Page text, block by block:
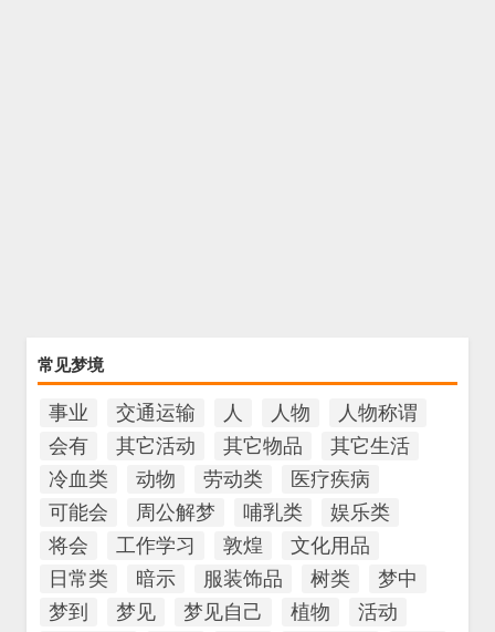
常见梦境
事业 交通运输 人 人物
人物称谓
会有
其它活动 其它物品
其它生活
冷血类
动物 劳动类
医疗疾病
可能会
周公解梦 哺乳类
娱乐类
将会
工作学习 敦煌
文化用品
日常类
暗示 服装饰品 树类
梦中
梦到
梦见 梦见自己 植物
活动